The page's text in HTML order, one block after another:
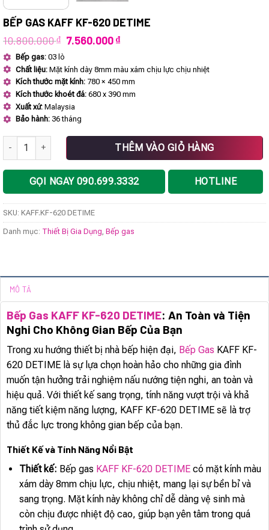
BẾP GAS KAFF KF-620 DETIME
10.800.000₫ Giá
10.800.000 ₫.
7.560.000₫Giá
là:
7.560.000 ₫.
Bếp gas: 03 lò
Chất liệu: Mặt kính dày 8mm màu xám chịu lực chịu nhiệt
Kích thước mặt kính: 780 × 450 mm
Kích thước khoét đá: 680 x 390 mm
Xuất xứ: Malaysia
Bảo hành: 36 tháng
Bếp gas KAFF KF-620 DETIME số lượngTHÊM VÀO GIỎ HÀNG
GỌI NGAY 090.699.3332 HOTLINE
SKU: KAFF.KF-620 DETIME
Danh mục: Thiết Bị Gia Dụng Bếp gas
MÔ TẢ
Bếp Gas KAFF KF-620 DETIME: An Toàn và Tiện
Nghi Cho Không Gian Bếp Của Bạn
Trong xu hướng thiết bị nhà bếp hiện đại, Bếp Gas KAFF KF-
620 DETIME là sự lựa chọn hoàn hảo cho những gia đình
muốn tận hưởng trải nghiệm nấu nướng tiện nghi, an toàn và
hiệu quả. Với thiết kế sang trọng, tính năng vượt trội và khả
năng tiết kiệm năng lượng, KAFF KF-620 DETIME sẽ là trợ
thủ đắc lực trong không gian bếp của bạn.
Thiết Kế và Tính Năng Nổi Bật
Thiết kế: Bếp gas KAFF KF-620 DETIMEcó mặt kính màu
xám dày 8mm chịu lực, chịu nhiệt, mang lại sự bền bỉ và
sang trọng. Mặt kính này không chỉ dễ dàng vệ sinh mà
còn chịu được nhiệt độ cao, giúp bạn yên tâm trong quá